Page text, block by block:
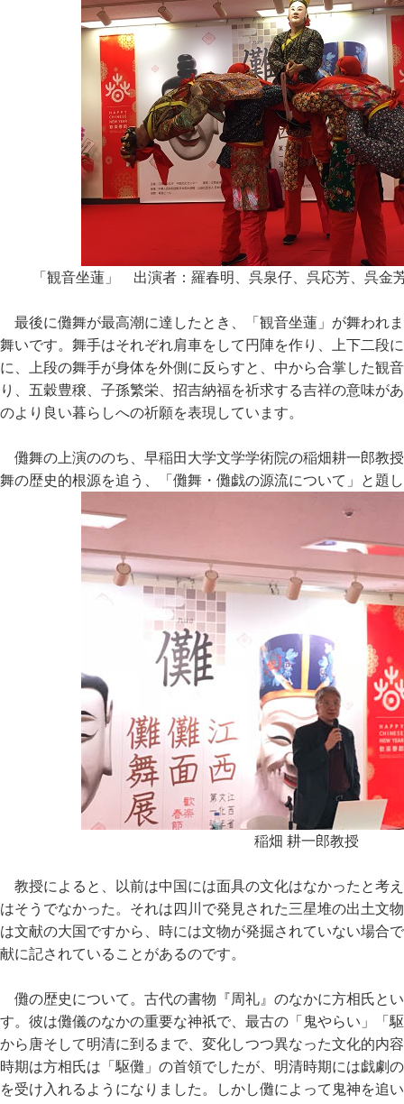
「観音坐蓮」 出演者：羅春明、呉泉仔、呉応芳、呉金
最後に儺舞が最高潮に達したとき、「観音坐蓮」が舞われ
舞いです。舞手はそれぞれ肩車をして円陣を作り、上下二段
に、上段の舞手が身体を外側に反らすと、中から合掌した観
り、五穀豊穣、子孫繁栄、招吉納福を祈求する吉祥の意味が
のより良い暮らしへの祈願を表現しています。
儺舞の上演ののち、早稲田大学文学学術院の稲畑耕一郎教
舞の歴史的根源を追う、「儺舞・儺戯の源流について」と題
稲畑 耕一郎教授
教授によると、以前は中国には面具の文化はなかったと考
はそうでなかった。それは四川で発見された三星堆の出土文
は文献の大国ですから、時には文物が発掘されていない場合
献に記されていることがあるのです。
儺の歴史について。古代の書物『周礼』のなかに方相氏と
す。彼は儺儀のなかの重要な神祇で、最古の「鬼やらい」「
から唐そして明清に到るまで、変化しつつ異なった文化的内
時期は方相氏は「駆儺」の首領でしたが、明清時期には戯劇
を受け入れるようになりました。しかし儺によって鬼神を追